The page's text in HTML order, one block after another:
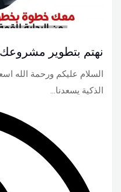
نهتم بتطوير مشروعك
السلام عليكم ورحمة الله
الذكية يسعدنا…